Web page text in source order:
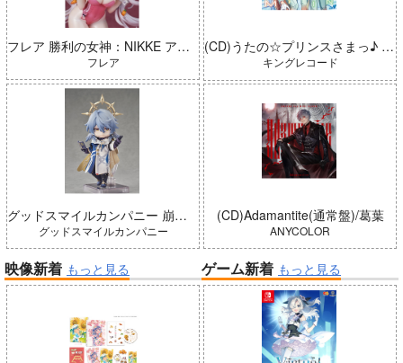
フレア 勝利の女神：NIKKE アリス：ワンダーランドバニー 完成品
フレア
グッドスマイルカンパニー 崩壊：スターレイル ねんどろいどどーる サンデー 完成品
グッドスマイルカンパニー
(CD)うたの☆プリンスさまっ♪ LIVE EMOTION 2nd Anniversary CD トキヤ・カミュ・瑛二・大和
キングレコード
(CD)Adamantite(通常盤)/葛葉
ANYCOLOR
映像新着 もっと見る ゲーム新着 もっと見る